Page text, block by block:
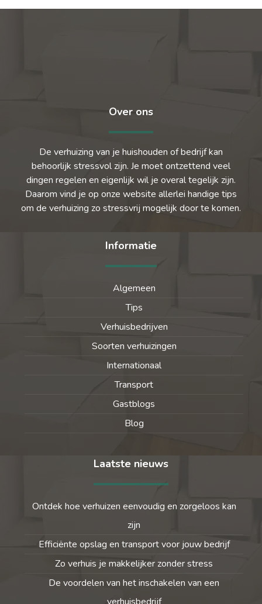
Over ons
De verhuizing van je huishouden of bedrijf kan
behoorlijk stressvol zijn. Je moet ontzettend veel
dingen regelen en eigenlijk wil je overal tegelijk zijn.
Daarom vind je op onze website allerlei handige tips
om de verhuizing zo stressvrij mogelijk door te komen.
Informatie
Algemeen
Tips
Verhuisbedrijven
Soorten verhuizingen
Internationaal
Transport
Gastblogs
Blog
Laatste nieuws
Ontdek hoe verhuizen eenvoudig en zorgeloos kan
zijn
Efficiënte opslag en transport voor jouw bedrijf
Zo verhuis je makkelijker zonder stress
De voordelen van het inschakelen van een